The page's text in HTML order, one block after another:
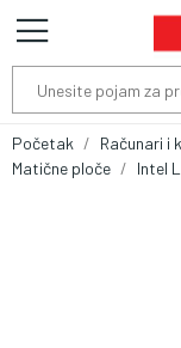
Početak Računari i
Matične ploče
Intel